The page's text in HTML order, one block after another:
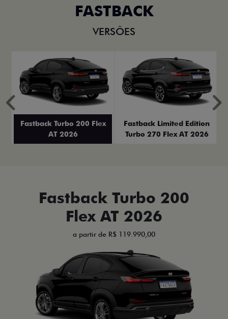
FASTBACK
VERSÕES
Fastback Turbo 200 Flex
AT 2026
Fastback Limited Edition
Turbo 270 Flex AT 2026
Anterior
Fastback Turbo 200
Flex AT 2026
a partir de R$ 119.990,00